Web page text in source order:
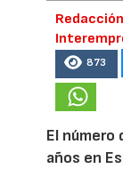
873
El número
años en